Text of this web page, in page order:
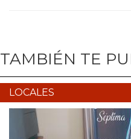
TAMBIÉN TE
LOCALES